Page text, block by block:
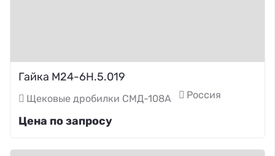
Гайка М24-6Н.5.019
Щековые дробилки СМД-108А Россия
Цена по запросу